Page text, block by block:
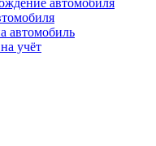
автомобиля
автомобиль
учёт